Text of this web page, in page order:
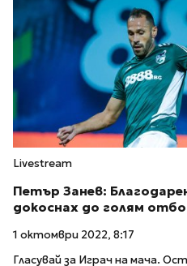
Livestream
Петър Занев:
докоснах до голям
1 октомври 2022, 8:17
Гласувай за Играч на мача.